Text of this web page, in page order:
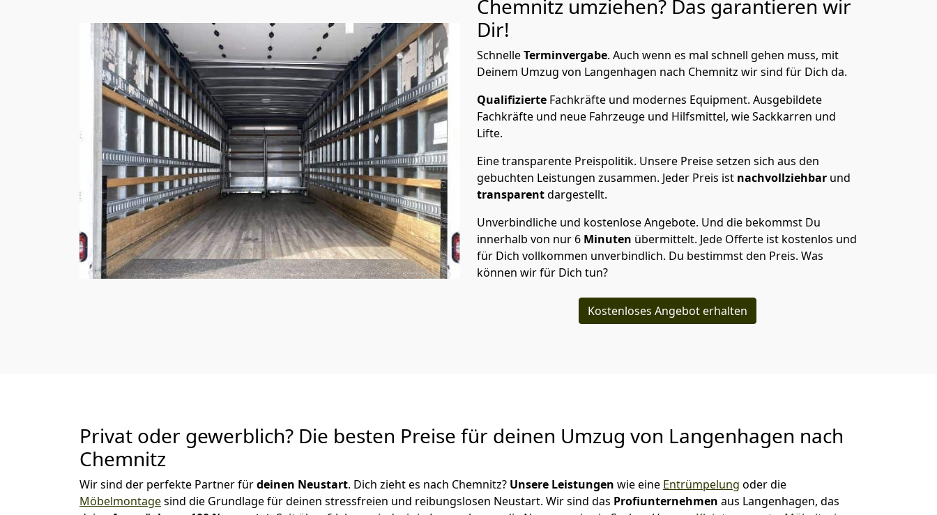
Chemnitz umziehen? Das garantieren wir
Dir!
SchnelleTerminvergabe. Auch wenn es mal schnell gehen muss, mit
Deinem Umzug von Langenhagen nach Chemnitz wir sind für Dich da.
Qualifizierte Fachkräfte und modernes Equipment. Ausgebildete
Fachkräfte und neue Fahrzeuge und Hilfsmittel, wie Sackkarren und
Lifte.
Eine transparente Preispolitik. Unsere Preise setzen sich aus den
gebuchten Leistungen zusammen. Jeder Preis ist nachvollziehbar und
transparentdargestellt.
Unverbindliche und kostenlose Angebote. Und die bekommst Du
innerhalb von nur 6 Minuten übermittelt. Jede Offerte ist kostenlos und
für Dich vollkommen unverbindlich. Du bestimmst den Preis. Was
können wir für Dich tun?
Kostenloses Angebot erhalten
Privat oder gewerblich? Die besten Preise für deinen Umzug von Langenhagen nach
Chemnitz
Wir sind der perfekte Partner fürdeinen Neustart. Dich zieht es nach Chemnitz? Unsere Leistungen wie eine Entrümpelung oder die
Möbelmontagesind die Grundlage für deinen stressfreien und reibungslosen Neustart. Wir sind das Profiunternehmen aus Langenhagen, das